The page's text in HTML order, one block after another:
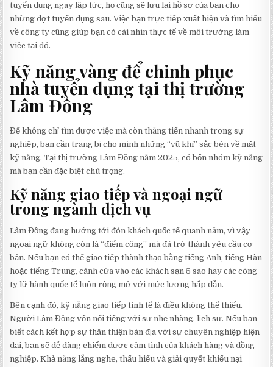
tuyển dụng ngay lập tức, họ cũng sẽ lưu lại hồ sơ của bạn cho
những đợt tuyển dụng sau. Việc bạn trực tiếp xuất hiện và tìm hiểu
về công ty cũng giúp bạn có cái nhìn thực tế về môi trường làm
việc tại đó.
Kỹ năng vàng để chinh phục
nhà tuyển dụng tại thị trường
Lâm Đồng
Để không chỉ tìm được việc mà còn thăng tiến nhanh trong sự
nghiệp, bạn cần trang bị cho mình những “vũ khí” sắc bén về mặt
kỹ năng. Tại thị trường Lâm Đồng năm 2025, có bốn nhóm kỹ năng
mà bạn cần đặc biệt chú trọng.
Kỹ năng giao tiếp và ngoại ngữ
trong ngành dịch vụ
Lâm Đồng đang hướng tới đón khách quốc tế quanh năm, vì vậy
ngoại ngữ không còn là “điểm cộng” mà đã trở thành yêu cầu cơ
bản. Nếu bạn có thể giao tiếp thành thạo bằng tiếng Anh, tiếng Hàn
hoặc tiếng Trung, cánh cửa vào các khách sạn 5 sao hay các công
ty lữ hành quốc tế luôn rộng mở với mức lương hấp dẫn.
Bên cạnh đó, kỹ năng giao tiếp tinh tế là điều không thể thiếu.
Người Lâm Đồng vốn nổi tiếng với sự nhẹ nhàng, lịch sự. Nếu bạn
biết cách kết hợp sự thân thiện bản địa với sự chuyên nghiệp hiện
đại, bạn sẽ dễ dàng chiếm được cảm tình của khách hàng và đồng
nghiệp. Khả năng lắng nghe, thấu hiểu và giải quyết khiếu nại